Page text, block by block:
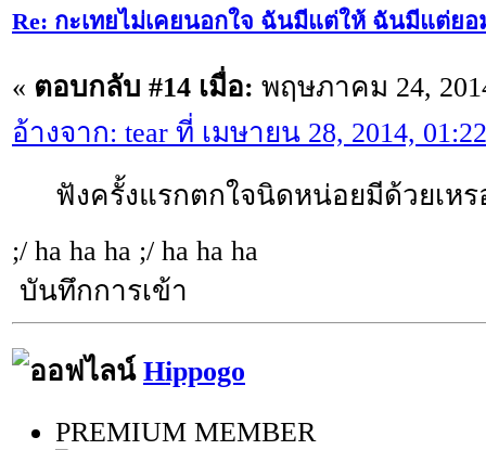
Re: กะเทยไม่เคยนอกใจ ฉันมีแต่ให้ ฉันมีแต่ยอ
« ตอบกลับ #14 เมื่อ: พฤษภาคม 24,
อ้างจาก: tear ที่ เมษายน 28, 2014,
ฟังครั้งแรกตกใจนิดหน่อยมีด้วยเหร
;/ ha ha ha ;/ ha ha ha
บันทึกการเข้า
Hippogo
PREMIUM MEMBER